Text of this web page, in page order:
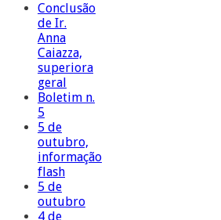
Conclusão
de Ir.
Anna
Caiazza,
superiora
geral
Boletim n.
5
5 de
outubro,
informação
flash
5 de
outubro
4 de